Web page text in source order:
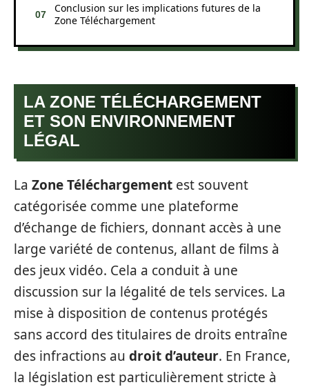
Conclusion sur les implications futures de la
Zone Téléchargement
LA ZONE TÉLÉCHARGEMENT
ET SON ENVIRONNEMENT
LÉGAL
La Zone Téléchargement est souvent
catégorisée comme une plateforme
d’échange de fichiers, donnant accès à une
large variété de contenus, allant de films à
des jeux vidéo. Cela a conduit à une
discussion sur la légalité de tels services. La
mise à disposition de contenus protégés
sans accord des titulaires de droits entraîne
des infractions au droit d’auteur. En France,
la législation est particulièrement stricte à